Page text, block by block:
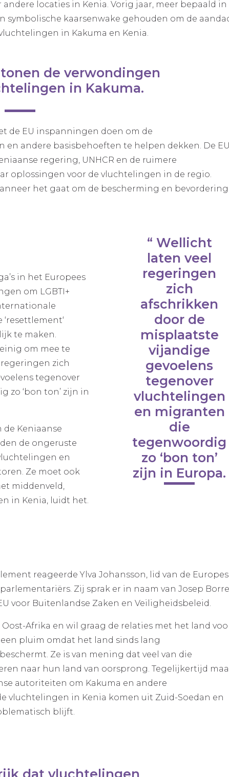
locaties in Kenia. Vorig jaar, meer bepaald in
symbolische kaarsenwake gehouden om de
in Kakuma en Kenia.
de verwondingen
in Kakuma.
de EU inspanningen doen om de
andere basisbehoeften te helpen dekken. De
regering, UNHCR en de ruimere
oplossingen voor de vluchtelingen in de regio.
het gaat om de bescherming en bevordering
in het Europees
om LGBTI+
te maken.
om mee te
zich
tegenover
zo ‘bon ton’ zijn in
Keniaanse
de ongeruste
en
Ze moet ook
middenveld,
in Kenia, luidt het.
Wellicht
laten veel
regeringen
zich
afschrikken
door de
misplaatste
vijandige
gevoelens
tegenover
vluchtelingen
en migranten
die
tegenwoordig
zo ‘bon ton’
zijn in Europa.
reageerde Ylva Johansson, lid van de
Zij sprak er in naam van Josep
voor Buitenlandse Zaken en Veiligheidsbeleid.
Afrika en wil graag de relaties met het land
pluim omdat het land sinds lang
Ze is van mening dat veel van die
naar hun land van oorsprong. Tegelijkertijd
autoriteiten om Kakuma en andere
vluchtelingen in Kenia komen uit Zuid-Soedan en
blijft.
dat vluchtelingen